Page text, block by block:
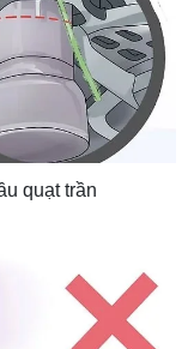
quạt trần